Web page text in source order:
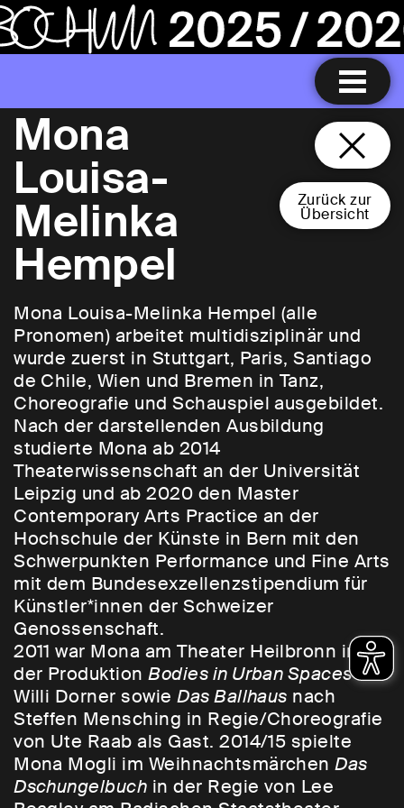
Zurück zur
Übersicht
Mona
Louisa-
Melinka
Hempel
Mona Louisa-Melinka Hempel (alle
Pronomen) arbeitet multidisziplinär und
wurde zuerst in Stuttgart, Paris, Santiago
de Chile, Wien und Bremen in Tanz,
Choreografie und Schauspiel ausgebildet.
Nach der darstellenden Ausbildung
studierte Mona ab 2014
Theaterwissenschaft an der Universität
Leipzig und ab 2020 den Master
Contemporary Arts Practice an der
Hochschule der Künste in Bern mit den
Schwerpunkten Performance und Fine Arts
mit dem Bundesexzellenzstipendium für
Künstler*innen der Schweizer
Genossenschaft.
2011 war Mona am Theater Heilbronn in
der ProduktionBodies in Urban Spacesvon
Willi Dorner sowieDas Ballhaus nach
Steffen Mensching in Regie/Choreografie
von Ute Raab als Gast. 2014/15 spielte
Mona Mogli im WeihnachtsmärchenDas
Dschungelbuch in der Regie von Lee